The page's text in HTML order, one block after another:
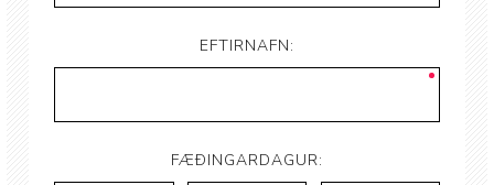
EFTIRNAFN:
FÆÐINGARDAGUR: